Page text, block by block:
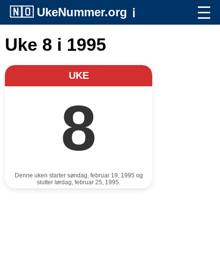
🇳🇴 UkeNummer.org ℹ️
Uke 8 i 1995
UKE
8
Denne uken starter søndag, februar 19, 1995 og
slutter lørdag, februar 25, 1995.